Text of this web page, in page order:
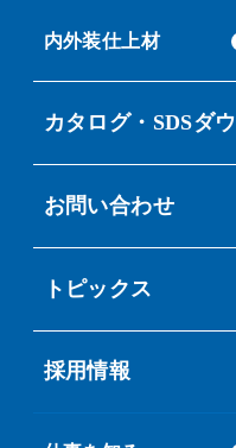
内外装仕上材
カタログ・SDSダ
お問い合わせ
トピックス
採用情報